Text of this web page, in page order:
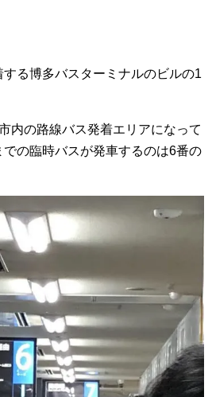
る博多バスターミナルのビルの1
内の路線バス発着エリアになって
の臨時バスが発車するのは6番の